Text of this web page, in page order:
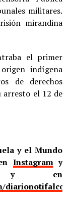
militares.
mirandina
el primer
indígena
de derechos
arresto el 12 de
y el Mundo
Instagramy
en